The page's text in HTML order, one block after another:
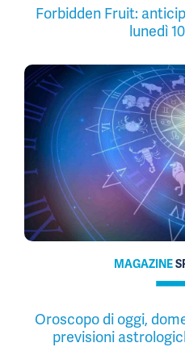
Forbidden Fruit:
lunedì
MAGAZINE
Oroscopo di oggi,
previsioni